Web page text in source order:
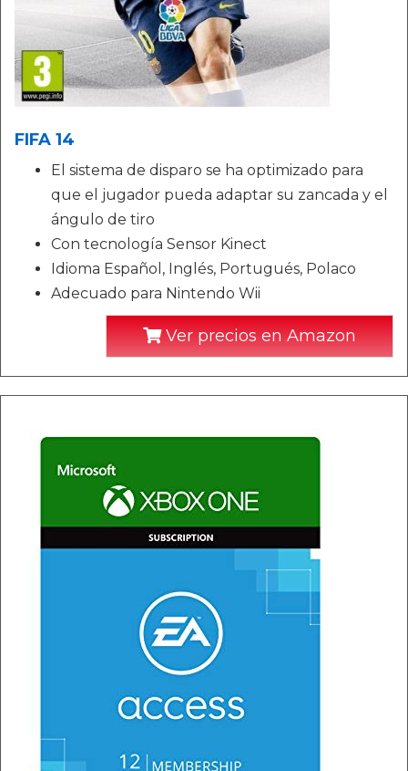
FIFA 14
El sistema de disparo se ha optimizado para
que el jugador pueda adaptar su zancada y el
ángulo de tiro
Con tecnología Sensor Kinect
Idioma Español, Inglés, Portugués, Polaco
Adecuado para Nintendo Wii
Ver precios en Amazon